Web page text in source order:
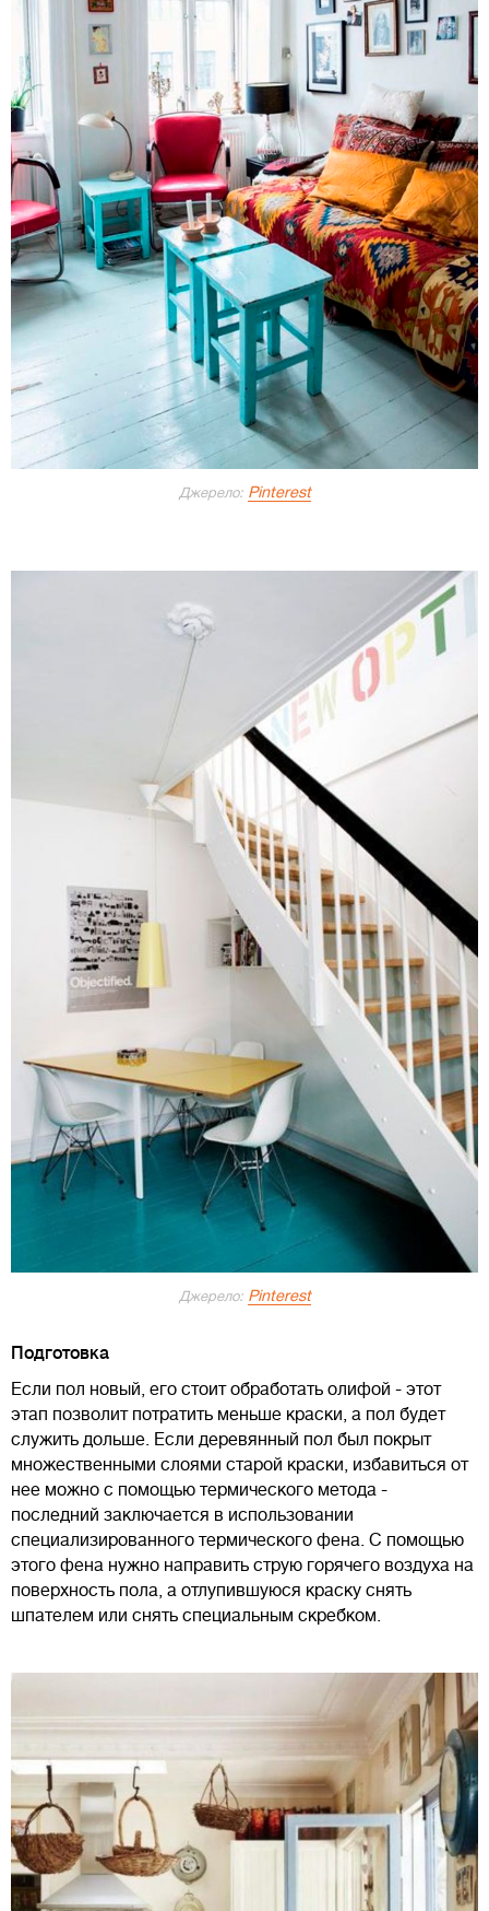
Джерело: Pinterest
Джерело: Pinterest
Подготовка
Если пол новый, его стоит обработать олифой - этот
этап позволит потратить меньше краски, а пол будет
служить дольше. Если деревянный пол был покрыт
множественными слоями старой краски, избавиться от
нее можно с помощью термического метода -
последний заключается в использовании
специализированного термического фена. С помощью
этого фена нужно направить струю горячего воздуха на
поверхность пола, а отлупившуюся краску снять
шпателем или снять специальным скребком.